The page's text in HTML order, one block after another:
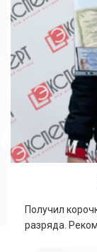
Получил
разряда.